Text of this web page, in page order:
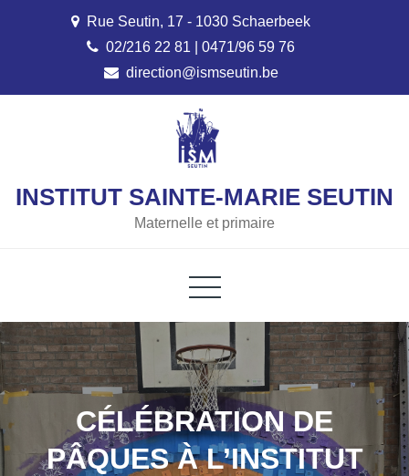
Rue Seutin, 17 - 1030 Schaerbeek
02/216 22 81 | 0471/96 59 76
direction@ismseutin.be
INSTITUT SAINTE-MARIE SEUTIN
Maternelle et primaire
CÉLÉBRATION DE
PÂQUES À L’INSTITUT